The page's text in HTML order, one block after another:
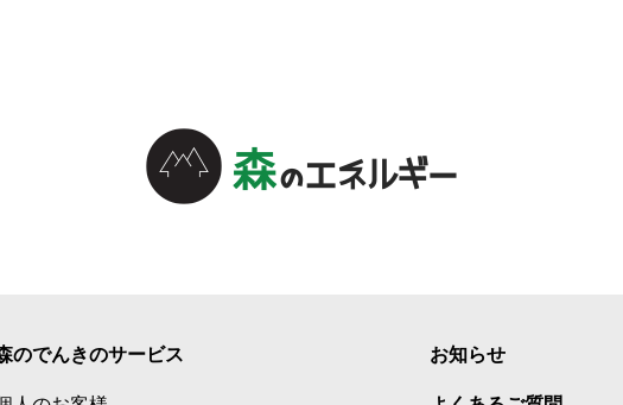
のでんきのサービス お知らせ